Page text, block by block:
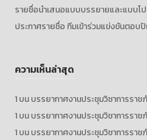
รายชื่อนำเสนอแบบบรรยายและแบบโ
ประกาศรายชื่อ ทีมเข้าร่วมแข่งขันตอบ
ความเห็นล่าสุด
1บนบรรยากาศงานประชุมวิชาการรา
1บนบรรยากาศงานประชุมวิชาการรา
1บนบรรยากาศงานประชุมวิชาการรา